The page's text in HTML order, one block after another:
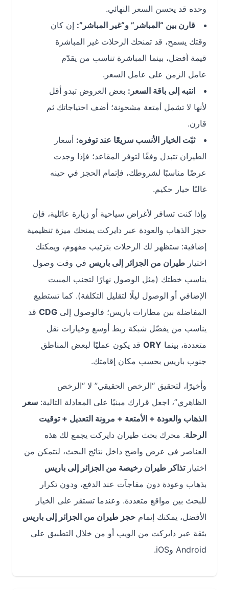
وحده قد يحسن السعر النهائي.
قارن بين “المباشر” و“غير المباشر”:إن كان
وقتك يسمح، قد تمنحك الرحلات غير المباشرة
قيمة أفضل، بينما المباشرة تناسب من يقدّم
عامل الزمن على عامل السعر.
انتبه إلى باقة السعر:بعض العروض تبدو أقل
لأنها لا تشمل أمتعة مشحونة؛ أضف احتياجاتك ثم
ثبّت الخيار الأنسب سريعًا عند توفره:أسعار
الطيران تتبدل وفقًا لتوفر المقاعد؛ فإذا وجدت
عرضًا مناسبًا لشروطك، فإتمام الحجز في حينه
غالبًا خيار حكيم.
وإذا كنت تسافر لأغراض سياحية أو زيارة عائلية، فإن
حجز الذهاب والعودة عبر دايركت يمنحك ميزة تنظيمية
إضافية: ستظهر لك الرحلات بترتيب مفهوم، ويمكنك
اختيارطيران من الجزائر إلى باريسفي وقت وصول
يناسب خطتك (مثل الوصول نهارًا لتجنب المبيت
الإضافي أو الوصول ليلًا لتقليل التكلفة). كما تستطيع
المفاضلة بين مطارات باريس؛ فالوصول إلى CDG قد
يناسب من يفضّل شبكة ربط أوسع وخيارات نقل
متعددة، بينماORY قد يكون عمليًا لبعض المناطق
جنوب باريس بحسب مكان إقامتك.
وأخيرًا، لتحقيق “الرخص الحقيقي” لا “الرخص
الظاهري”، اجعل قرارك مبنيًا على المعادلة التالية:سعر
الذهاب والعودة + الأمتعة + مرونة التعديل + توقيت
الرحلة. محرك بحث طيران دايركت يجمع لك هذه
العناصر في عرض واضح داخل نتائج البحث، لتتمكن من
اختيارتذاكر طيران رخيصة من الجزائر إلى باريس
بذهاب وعودة دون مفاجآت عند الدفع، ودون تكرار
للبحث بين مواقع متعددة. وعندما تستقر على الخيار
الأفضل، يمكنك إتمام حجز طيران من الجزائر إلى باريس
بثقة عبر دايركت من الويب أو من خلال التطبيق على
Android وiOS.